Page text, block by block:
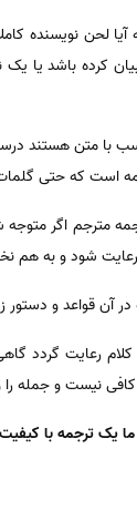
لحن نویسنده
کرده باشد یا
با متن هستند
است که حتی
مترجم اگر
شود و به هم
آن قواعد و دستور
رعایت گردد
نیست و جمله
یک ترجمه با